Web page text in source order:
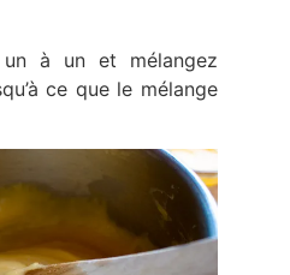
à un et mélangez
ce que le mélange